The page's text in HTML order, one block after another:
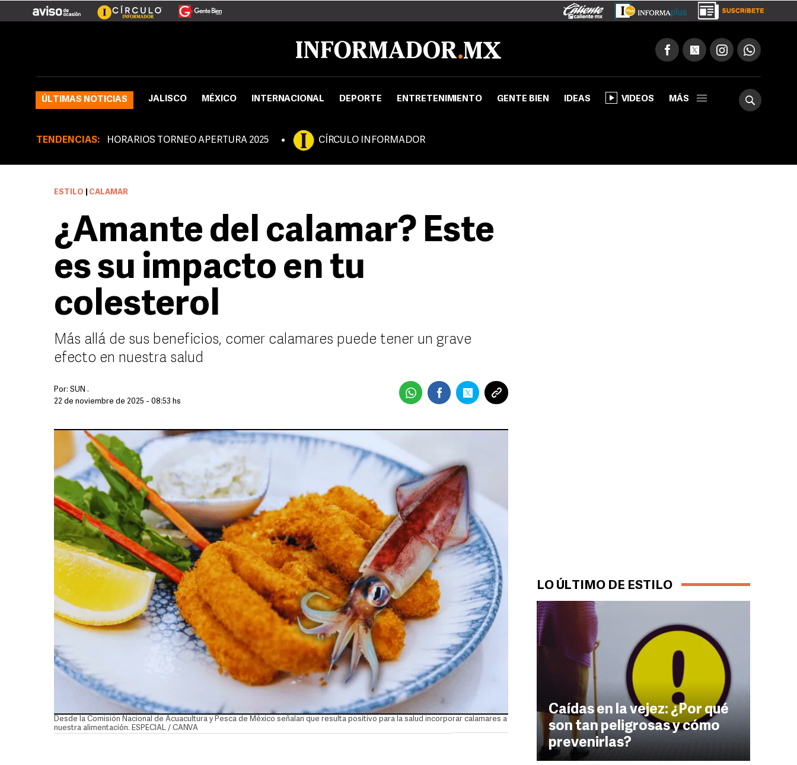
ÚLTIMAS NOTICIAS JALISCO MÉXICO INTERNACIONAL DEPORTE ENTRETENIMIENTO GENTE BIEN IDEAS VIDEOS MÁS
TENDENCIAS: HORARIOS TORNEO APERTURA 2025 CÍRCULO INFORMADOR
LO ÚLTIMO DE ESTILO
Caídas en la vejez: ¿Por qué
son tan peligrosas y cómo
prevenirlas?
ESTILO CALAMAR
¿Amante del calamar? Este
es su impacto en tu
colesterol
Más allá de sus beneficios, comer calamares puede tener un grave
efecto en nuestra salud
Por: SUN .
22 de noviembre de 2025 - 08:53 hs
Desde la Comisión Nacional de Acuacultura y Pesca de México señalan que resulta positivo para la salud incorporar calamares a
nuestra alimentación. ESPECIAL / CANVA